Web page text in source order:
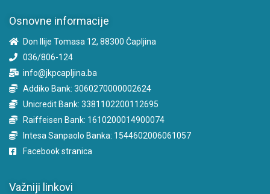
Osnovne informacije
Don Ilije Tomasa 12, 88300 Čapljina
036/806-124
info@jkpcapljina.ba
Addiko Bank: 3060270000002624
Unicredit Bank: 3381102200112695
Raiffeisen Bank: 1610200014900074
Intesa Sanpaolo Banka: 1544602006061057
Facebook stranica
Važniji linkovi